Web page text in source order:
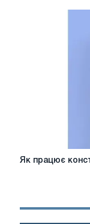
Як
на
Як працює